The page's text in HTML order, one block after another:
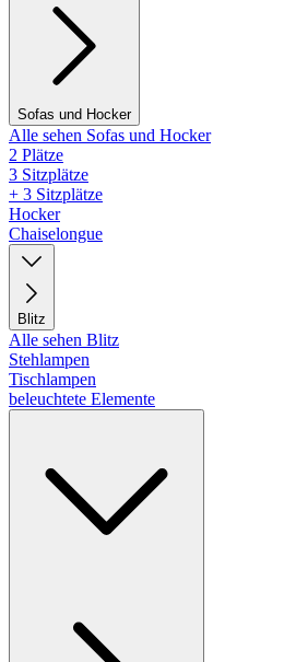
Sofas und Hocker
Alle sehen Sofas und Hocker
2 Plätze
3 Sitzplätze
+ 3 Sitzplätze
Hocker
Chaiselongue
Blitz
Alle sehen Blitz
Stehlampen
Tischlampen
beleuchtete Elemente